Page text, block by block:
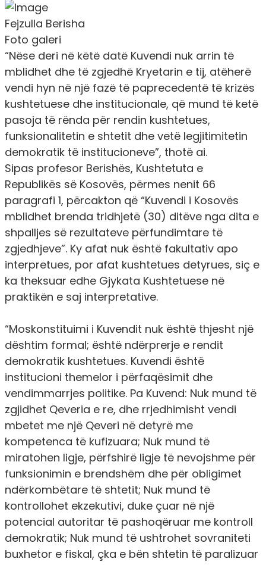
Fejzulla Berisha
Foto galeri
“Nëse deri në këtë datë Kuvendi nuk arrin të
mblidhet dhe të zgjedhë Kryetarin e tij, atëherë
vendi hyn në një fazë të paprecedentë të krizës
kushtetuese dhe institucionale, që mund të ketë
pasoja të rënda për rendin kushtetues,
funksionalitetin e shtetit dhe vetë legjitimitetin
demokratik të institucioneve”, thotë ai.
Sipas profesor Berishës, Kushtetuta e
Republikës së Kosovës, përmes nenit 66
paragrafi 1, përcakton që “Kuvendi i Kosovës
mblidhet brenda tridhjetë (30) ditëve nga dita e
shpalljes së rezultateve përfundimtare të
zgjedhjeve”. Ky afat nuk është fakultativ apo
interpretues, por afat kushtetues detyrues, siç e
ka theksuar edhe Gjykata Kushtetuese në
praktikën e saj interpretative.
“Moskonstituimi i Kuvendit nuk është thjesht një
dështim formal; është ndërprerje e rendit
demokratik kushtetues. Kuvendi është
institucioni themelor i përfaqësimit dhe
vendimmarrjes politike. Pa Kuvend: Nuk mund të
zgjidhet Qeveria e re, dhe rrjedhimisht vendi
mbetet me një Qeveri në detyrë me
kompetenca të kufizuara; Nuk mund të
miratohen ligje, përfshirë ligje të nevojshme për
funksionimin e brendshëm dhe për obligimet
ndërkombëtare të shtetit; Nuk mund të
kontrollohet ekzekutivi, duke çuar në një
potencial autoritar të pashoqëruar me kontroll
demokratik; Nuk mund të ushtrohet sovraniteti
buxhetor e fiskal, çka e bën shtetin të paralizuar